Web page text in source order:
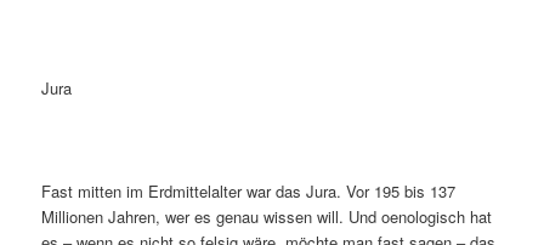
Jura
Fast mitten im Erdmittelalter war das Jura. Vor 195 bis 137
Millionen Jahren, wer es genau wissen will. Und oenologisch hat